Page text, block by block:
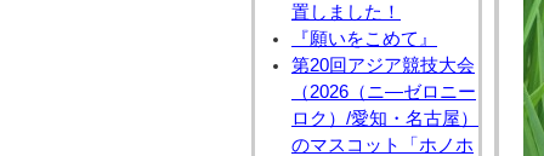
置しました！
『願いをこめて』
第20回アジア競技大会
（2026（ニ―ゼロニー
ロク）/愛知・名古屋）
のマスコット「ホノホ